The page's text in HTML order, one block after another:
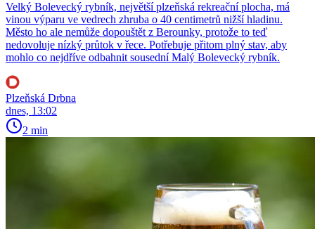
Velký Bolevecký rybník, největší plzeňská rekreační plocha, má
vinou výparu ve vedrech zhruba o 40 centimetrů nižší hladinu.
Město ho ale nemůže dopouštět z Berounky, protože to teď
nedovoluje nízký průtok v řece. Potřebuje přitom plný stav, aby
mohlo co nejdříve odbahnit sousední Malý Bolevecký rybník.
Plzeňská Drbna
dnes, 13:02
2 min